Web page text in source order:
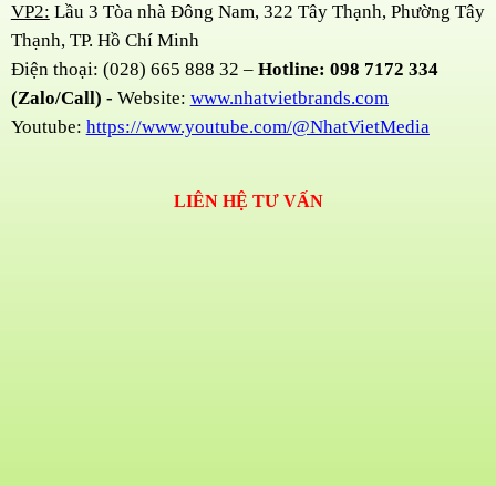
VP2: Lầu 3 Tòa nhà Đông Nam, 322 Tây Thạnh, Phường Tây
Thạnh, TP. Hồ Chí Minh
Điện thoại: (028) 665 888 32 – Hotline: 098 7172 334
(Zalo/Call) - Website: www.nhatvietbrands.com
Youtube: https://www.youtube.com/@NhatVietMedia
LIÊN HỆ TƯ VẤN